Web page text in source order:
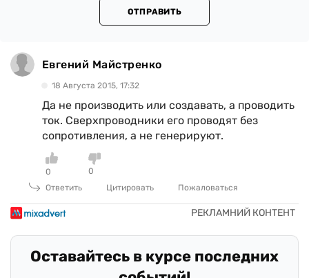
ОТПРАВИТЬ
Евгений Майстренко
18 Августа 2015, 17:32
Да не производить или создавать, а проводить
ток. Сверхпроводники его проводят без
сопротивления, а не генерируют.
0
0
Ответить
Цитировать Пожаловаться
Оставайтесь в курсе последних